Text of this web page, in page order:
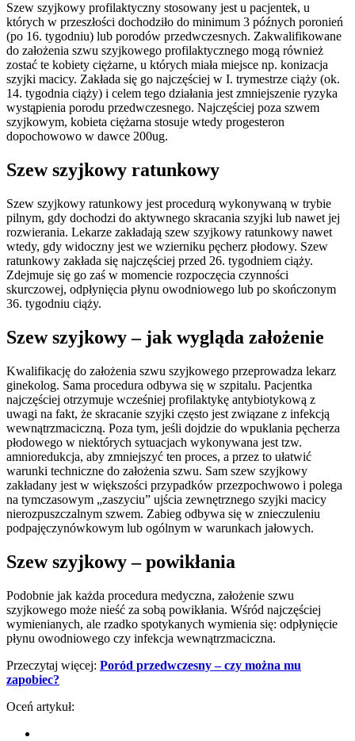
Szew szyjkowy profilaktyczny stosowany jest u pacjentek, u
których w przeszłości dochodziło do minimum 3 późnych poronień
(po 16. tygodniu) lub porodów przedwczesnych. Zakwalifikowane
do założenia szwu szyjkowego profilaktycznego mogą również
zostać te kobiety ciężarne, u których miała miejsce np. konizacja
szyjki macicy. Zakłada się go najczęściej w I. trymestrze ciąży (ok.
14. tygodnia ciąży) i celem tego działania jest zmniejszenie ryzyka
wystąpienia porodu przedwczesnego. Najczęściej poza szwem
szyjkowym, kobieta ciężarna stosuje wtedy progesteron
dopochowowo w dawce 200ug.
Szew szyjkowy ratunkowy
Szew szyjkowy ratunkowy jest procedurą wykonywaną w trybie
pilnym, gdy dochodzi do aktywnego skracania szyjki lub nawet jej
rozwierania. Lekarze zakładają szew szyjkowy ratunkowy nawet
wtedy, gdy widoczny jest we wzierniku pęcherz płodowy. Szew
ratunkowy zakłada się najczęściej przed 26. tygodniem ciąży.
Zdejmuje się go zaś w momencie rozpoczęcia czynności
skurczowej, odpłynięcia płynu owodniowego lub po skończonym
36. tygodniu ciąży.
Szew szyjkowy – jak wygląda założenie
Kwalifikację do założenia szwu szyjkowego przeprowadza lekarz
ginekolog. Sama procedura odbywa się w szpitalu. Pacjentka
najczęściej otrzymuje wcześniej profilaktykę antybiotykową z
uwagi na fakt, że skracanie szyjki często jest związane z infekcją
wewnątrzmaciczną. Poza tym, jeśli dojdzie do wpuklania pęcherza
płodowego w niektórych sytuacjach wykonywana jest tzw.
amnioredukcja, aby zmniejszyć ten proces, a przez to ułatwić
warunki techniczne do założenia szwu. Sam szew szyjkowy
zakładany jest w większości przypadków przezpochwowo i polega
na tymczasowym „zaszyciu” ujścia zewnętrznego szyjki macicy
nierozpuszczalnym szwem. Zabieg odbywa się w znieczuleniu
podpajęczynówkowym lub ogólnym w warunkach jałowych.
Szew szyjkowy – powikłania
Podobnie jak każda procedura medyczna, założenie szwu
szyjkowego może nieść za sobą powikłania. Wśród najczęściej
wymienianych, ale rzadko spotykanych wymienia się: odpłynięcie
płynu owodniowego czy infekcja wewnątrzmaciczna.
Przeczytaj więcej: Poród przedwczesny – czy można mu
zapobiec?
Oceń artykuł: